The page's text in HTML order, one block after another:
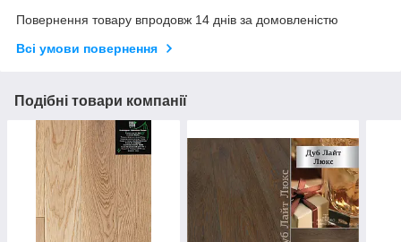
Повернення товару впродовж 14 днів за домовленістю
Всі умови повернення
Подібні товари компанії